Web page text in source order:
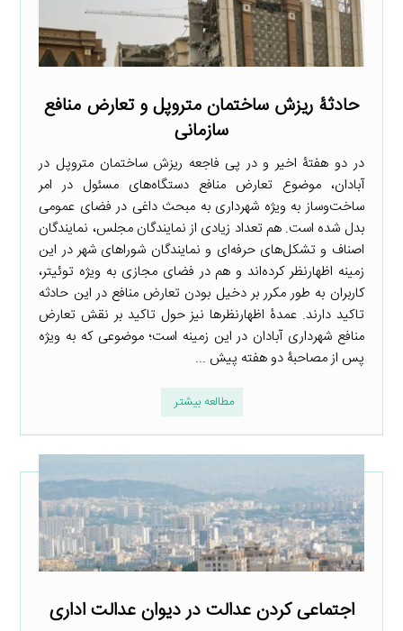
حادثۀ ریزش ساختمان متروپل و تعارض منافع
سازمانی
در دو هفتۀ اخیر و در پی فاجعه ریزش ساختمان متروپل در
آبادان، موضوع تعارض منافع دستگاه‌های مسئول در امر
ساخت‌وساز به ویژه شهرداری به مبحث داغی در فضای عمومی
بدل شده است. هم تعداد زیادی از نمایندگان مجلس، نمایندگان
اصناف و تشکل‌های حرفه‌ای و نمایندگان شوراهای شهر در این
زمینه اظهارنظر کرده‌اند و هم در فضای مجازی به ویژه توئیتر،
کاربران به طور مکرر بر دخیل بودن تعارض منافع در این حادثه
تاکید دارند. عمدۀ اظهارنظرها نیز حول تاکید بر نقش تعارض
منافع شهرداری آبادان در این زمینه است؛ موضوعی که به ویژه
پس از مصاحبۀ دو هفته پیش ...
مطالعه بیشتر
اجتماعی کردن عدالت در دیوان عدالت اداری